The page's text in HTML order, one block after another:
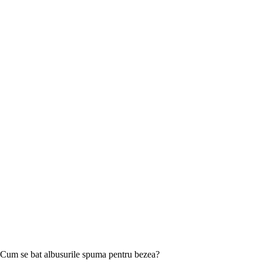
Cum se bat albusurile spuma pentru bezea?